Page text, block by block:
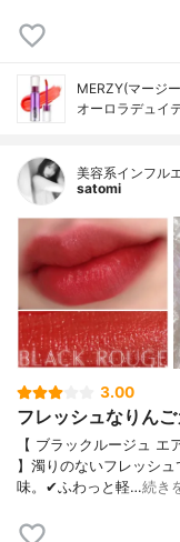
MERZY(マージ
オーロラデュイ
美容系インフル
satomi
3.00
フレッシュなりん
【 ブラックルージュ
】濁りのないフレッシ
味。✔︎ふわっと軽…続き